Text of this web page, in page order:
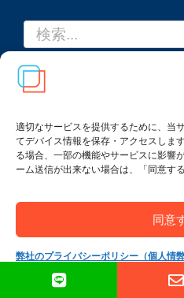
適切なサービスを提供するために、当
てデバイス情報を保存・アクセスしま
る場合、一部の機能やサービスに影響
ーム送信が出来ない場合は、「同意す
同意
弊社のプライバシーポリシー（個人情
報保護方針）
索
…
Copyright(c) 2002-2026
rights
ポリ